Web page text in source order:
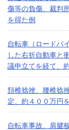
傷等の負傷、裁判
を得た例
自転車（ロードバ
した右折自動車と
議申立てを経て、
頚椎捻挫、腰椎捻
定、約４００万円
自転車事故、肩腱